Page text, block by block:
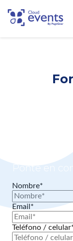
¿Le
Ponte en
Nombre*
Email*
Teléfono /